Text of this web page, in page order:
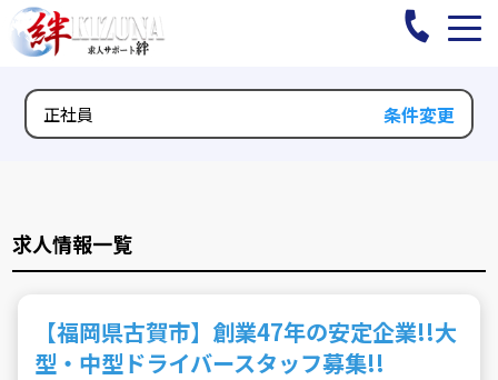
正社員 条件変更
求人情報一覧
【福岡県古賀市】創業47年の安定企業!!大
型・中型ドライバースタッフ募集!!